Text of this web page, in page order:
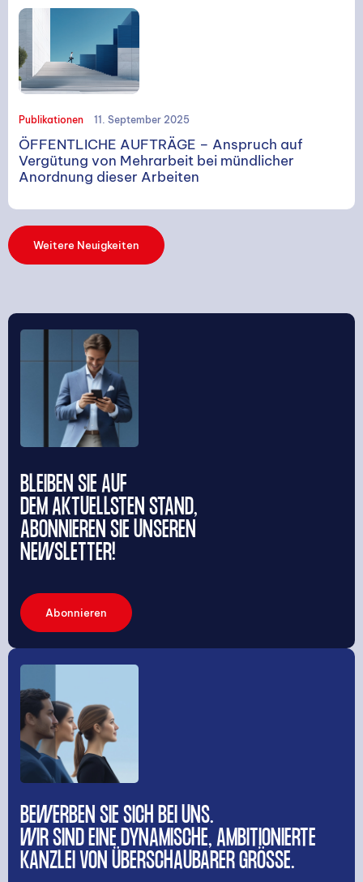
Publikationen 11. September 2025
ÖFFENTLICHE AUFTRÄGE – Anspruch auf
Vergütung von Mehrarbeit bei mündlicher
Anordnung dieser Arbeiten
Weitere Neuigkeiten
BLEIBEN SIE AUF
DEM AKTUELLSTEN STAND,
ABONNIEREN SIE UNSEREN
NEWSLETTER!
Abonnieren
BEWERBEN SIE SICH BEI UNS.
WIR SIND EINE DYNAMISCHE, AMBITIONIERTE
KANZLEI VON ÜBERSCHAUBARER GRÖSSE.